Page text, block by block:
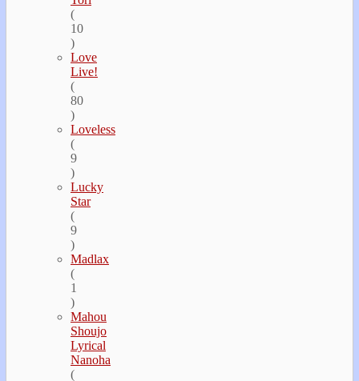
(
10
)
Love
Live!
(
80
)
Loveless
(
9
)
Lucky
Star
(
9
)
Madlax
(
1
)
Mahou
Shoujo
Lyrical
Nanoha
(